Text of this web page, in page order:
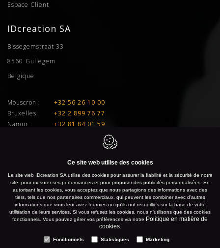
Espace Client
IDcreation SA
Bissegemstraat 33
8560 Gullegem
Belgique
Mouscron :
+32 56 26 10 00
Bruxelles :
+32 2 899 76 77
Namur :
+32 81 84 01 59
+32 4 277 01 33
info@idcreation.be
IDcreation 2026 Politique en matière de cookies
Politique de confidentialité Plan du site
Ce site web utilise des cookies
Le site web IDcreation SA utilise des cookies pour assurer la fiabilité et la sécurité de notre
site, pour mesurer ses performances et pour proposer des publicités personnalisées. En
autorisant les cookies, vous acceptez que nous partagions des informations avec des
tiers, tels que nos partenaires commerciaux, qui peuvent les combiner avec d'autres
informations que vous leur avez fournies ou qu'ils ont recueillies sur la base de votre
utilisation de leurs services. Si vous refusez les cookies, nous n'utilisons que des cookies
fonctionnels. Vous pouvez gérer vos préférences via notre Politique en matière de
cookies.
Fonctionnels Statistiques Marketing